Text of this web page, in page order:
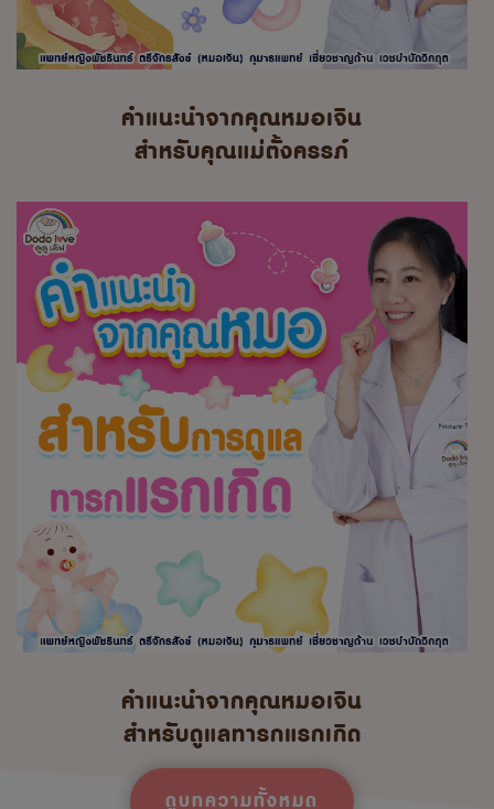
คำแนะนำจากคุณหมอเจิน
สำหรับคุณแม่ตั้งครรภ์
คำแนะนำจากคุณหมอเจิน
สำหรับดูแลทารกแรกเกิด
ดูบทความทั้งหมด